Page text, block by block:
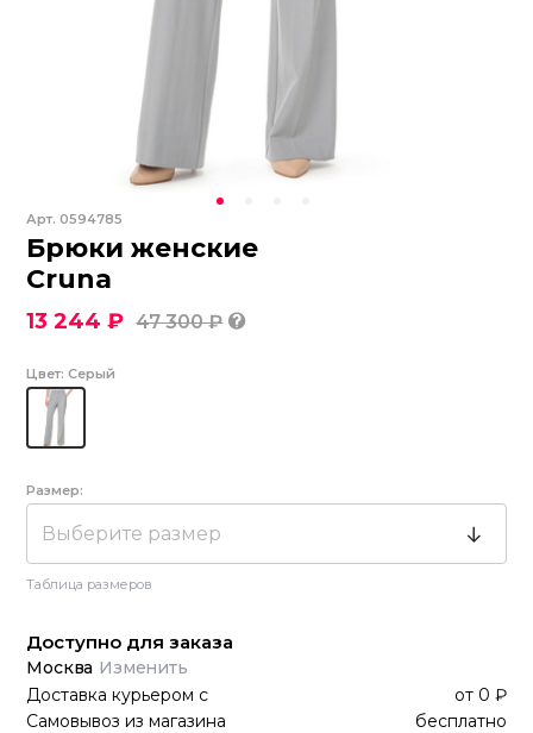
Арт.0594785
Брюки женские
Cruna
13 244 ₽ 47 300 ₽
Цвет: Серый
Размер:
Выберите размер
Таблица размеров
Доступно для заказа
Москва Изменить
Доставка курьером с от 0 ₽
Самовывоз из магазина
бесплатно